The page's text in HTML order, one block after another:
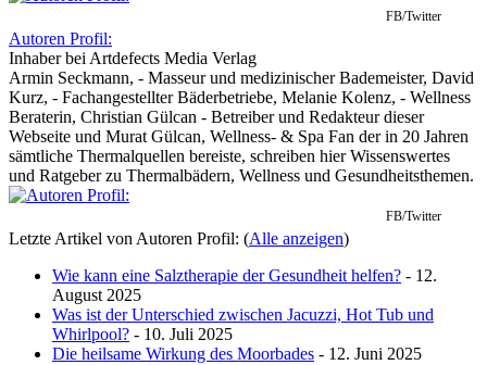
FB/Twitter
Autoren Profil:
Inhaberbei Artdefects Media Verlag
Armin Seckmann, - Masseur und medizinischer Bademeister, David
Kurz, - Fachangestellter Bäderbetriebe, Melanie Kolenz, - Wellness
Beraterin, Christian Gülcan - Betreiber und Redakteur dieser
Webseite und Murat Gülcan, Wellness- & Spa Fan der in 20 Jahren
sämtliche Thermalquellen bereiste, schreiben hier Wissenswertes
und Ratgeber zu Thermalbädern, Wellness und Gesundheitsthemen.
FB/Twitter
Letzte Artikel von Autoren Profil: (Alle anzeigen)
Wie kann eine Salztherapie der Gesundheit helfen? - 12.
August 2025
Was ist der Unterschied zwischen Jacuzzi, Hot Tub und
Whirlpool? - 10. Juli 2025
Die heilsame Wirkung des Moorbades - 12. Juni 2025